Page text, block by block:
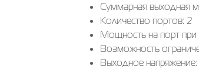
Суммарная выходная
Количество портов: 2
Мощность на порт при
Возможность
Выходное